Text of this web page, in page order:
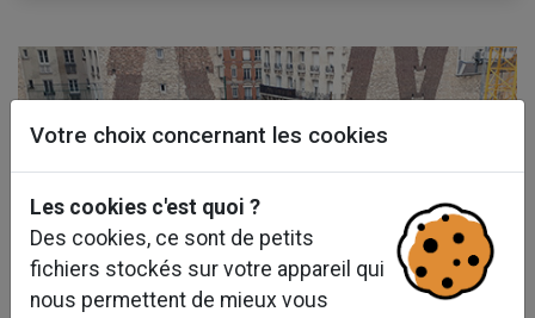
Votre choix concernant les cookies
Les cookies c'est quoi ?
Des cookies, ce sont de petits
fichiers stockés sur votre appareil qui
nous permettent de mieux vous